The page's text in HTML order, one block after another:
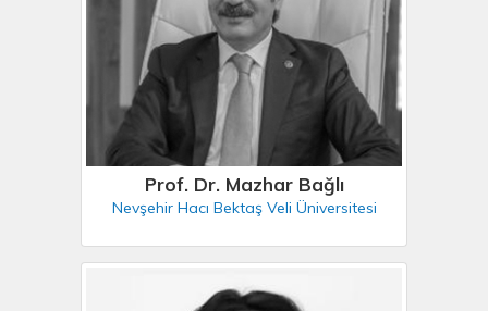
Prof. Dr. Mazhar Bağlı
Nevşehir Hacı Bektaş Veli Üniversitesi